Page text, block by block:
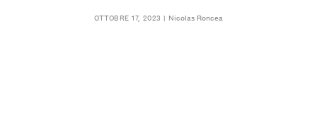
OTTOBRE 17, 2023 Nicolas Roncea